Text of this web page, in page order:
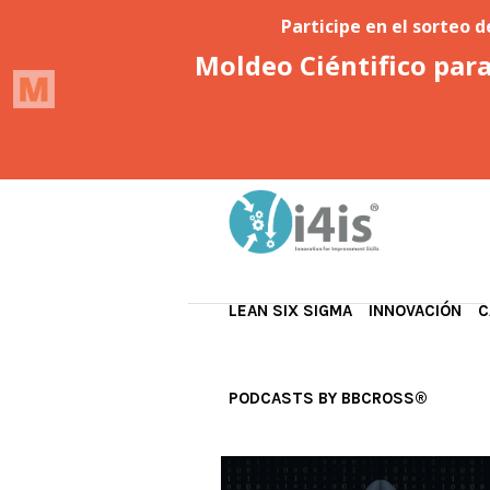
LEAN SIX SIGMA INNOVACIÓN
PODCASTS BY BBCROSS®